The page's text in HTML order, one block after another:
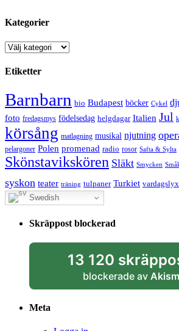
Kategorier
Kategorier
Etiketter
Barnbarn bio Budapest böcker Cykel
foto fredagsmys födelsedag helgdagar Italien Jul
körsång matlagning musikal njutning
pelargoner Polen promenad radio rosor Safta & Sylta
Skönstavikskören Släkt Smycken
syskon teater träning tulpaner Turkiet vardagslyx
Swedish
Skräppost blockerad
13 120
blockerade av
Meta